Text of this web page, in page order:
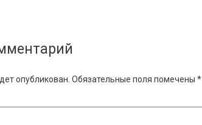
опубликован. Обязательные поля помечены*